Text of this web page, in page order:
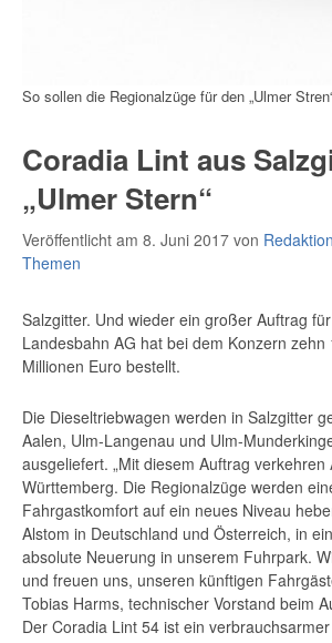
So sollen die Regionalzüge für den „Ulmer
Coradia Lint aus
„Ulmer Stern“
Veröffentlicht am 8. Juni 2017 von
Themen
Salzgitter. Und wieder ein großer Auftrag
Landesbahn AG hat bei dem Konzern
Millionen Euro bestellt.
Die Dieseltriebwagen werden in Salzgitter
Aalen, Ulm-Langenau und Ulm-
ausgeliefert. „Mit diesem Auftrag
Württemberg. Die Regionalzüge werden
Fahrgastkomfort auf ein neues Niveau
Alstom in Deutschland und Österreich, in
absolute Neuerung in unserem Fuhrpark.
und freuen uns, unseren künftigen
Tobias Harms, technischer Vorstand beim
Der Coradia Lint 54 ist ein